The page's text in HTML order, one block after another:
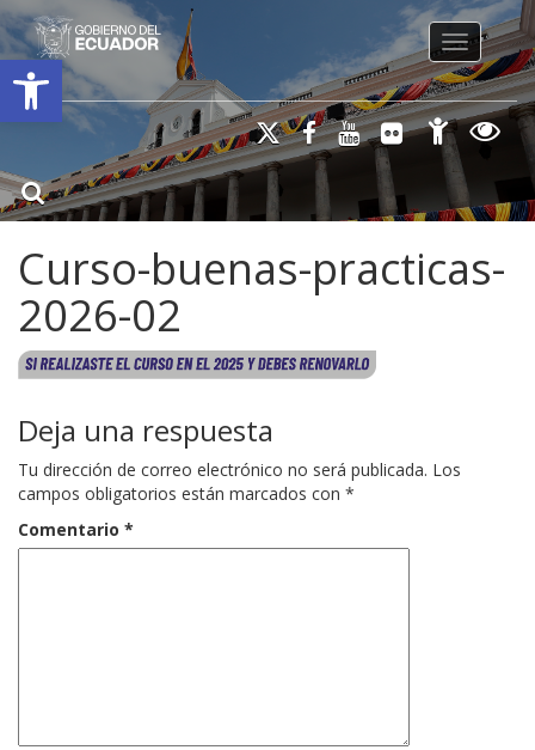
Open toolbar
Toggle
Curso-buenas-practicas-
2026-02
Deja una respuesta
Tu dirección de correo electrónico no será publicada. Los
campos obligatorios están marcados con *
Comentario *